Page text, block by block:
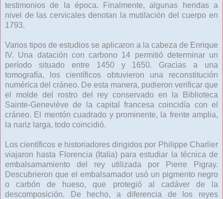
testimonios de la época. Finalmente, algunas heridas a
nivel de las cervicales denotan la mutilación del cuerpo en
1793.
Varios tipos de estudios se aplicaron a la cabeza de Enrique
IV. Una datación con carbono 14 permitió determinar un
período situado entre 1450 y 1650. Gracias a una
tomografía, los científicos obtuvieron una reconstitución
numérica del cráneo. De esta manera, pudieron verificar que
el molde del rostro del rey conservado en la Biblioteca
Sainte-Geneviève de la capital francesa coincidía con el
cráneo. El mentón cuadrado y prominente, la frente amplia,
la nariz larga, todo coincidió.
Los científicos e historiadores dirigidos por Philippe Charlier
viajaron hasta Florencia (Italia) para estudiar la técnica de
embalsamamiento del rey utilizada por Pierre Pigray.
Descubrieron que el embalsamador usó un pigmento negro
o carbón de hueso, que protegió al cadáver de la
descomposición. De hecho, a diferencia de los reyes